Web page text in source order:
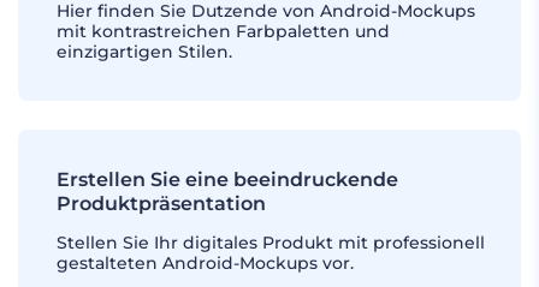
Hier finden Sie Dutzende von Android-Mockups
mit kontrastreichen Farbpaletten und
einzigartigen Stilen.
Erstellen Sie eine beeindruckende
Produktpräsentation
Stellen Sie Ihr digitales Produkt mit professionell
gestalteten Android-Mockups vor.